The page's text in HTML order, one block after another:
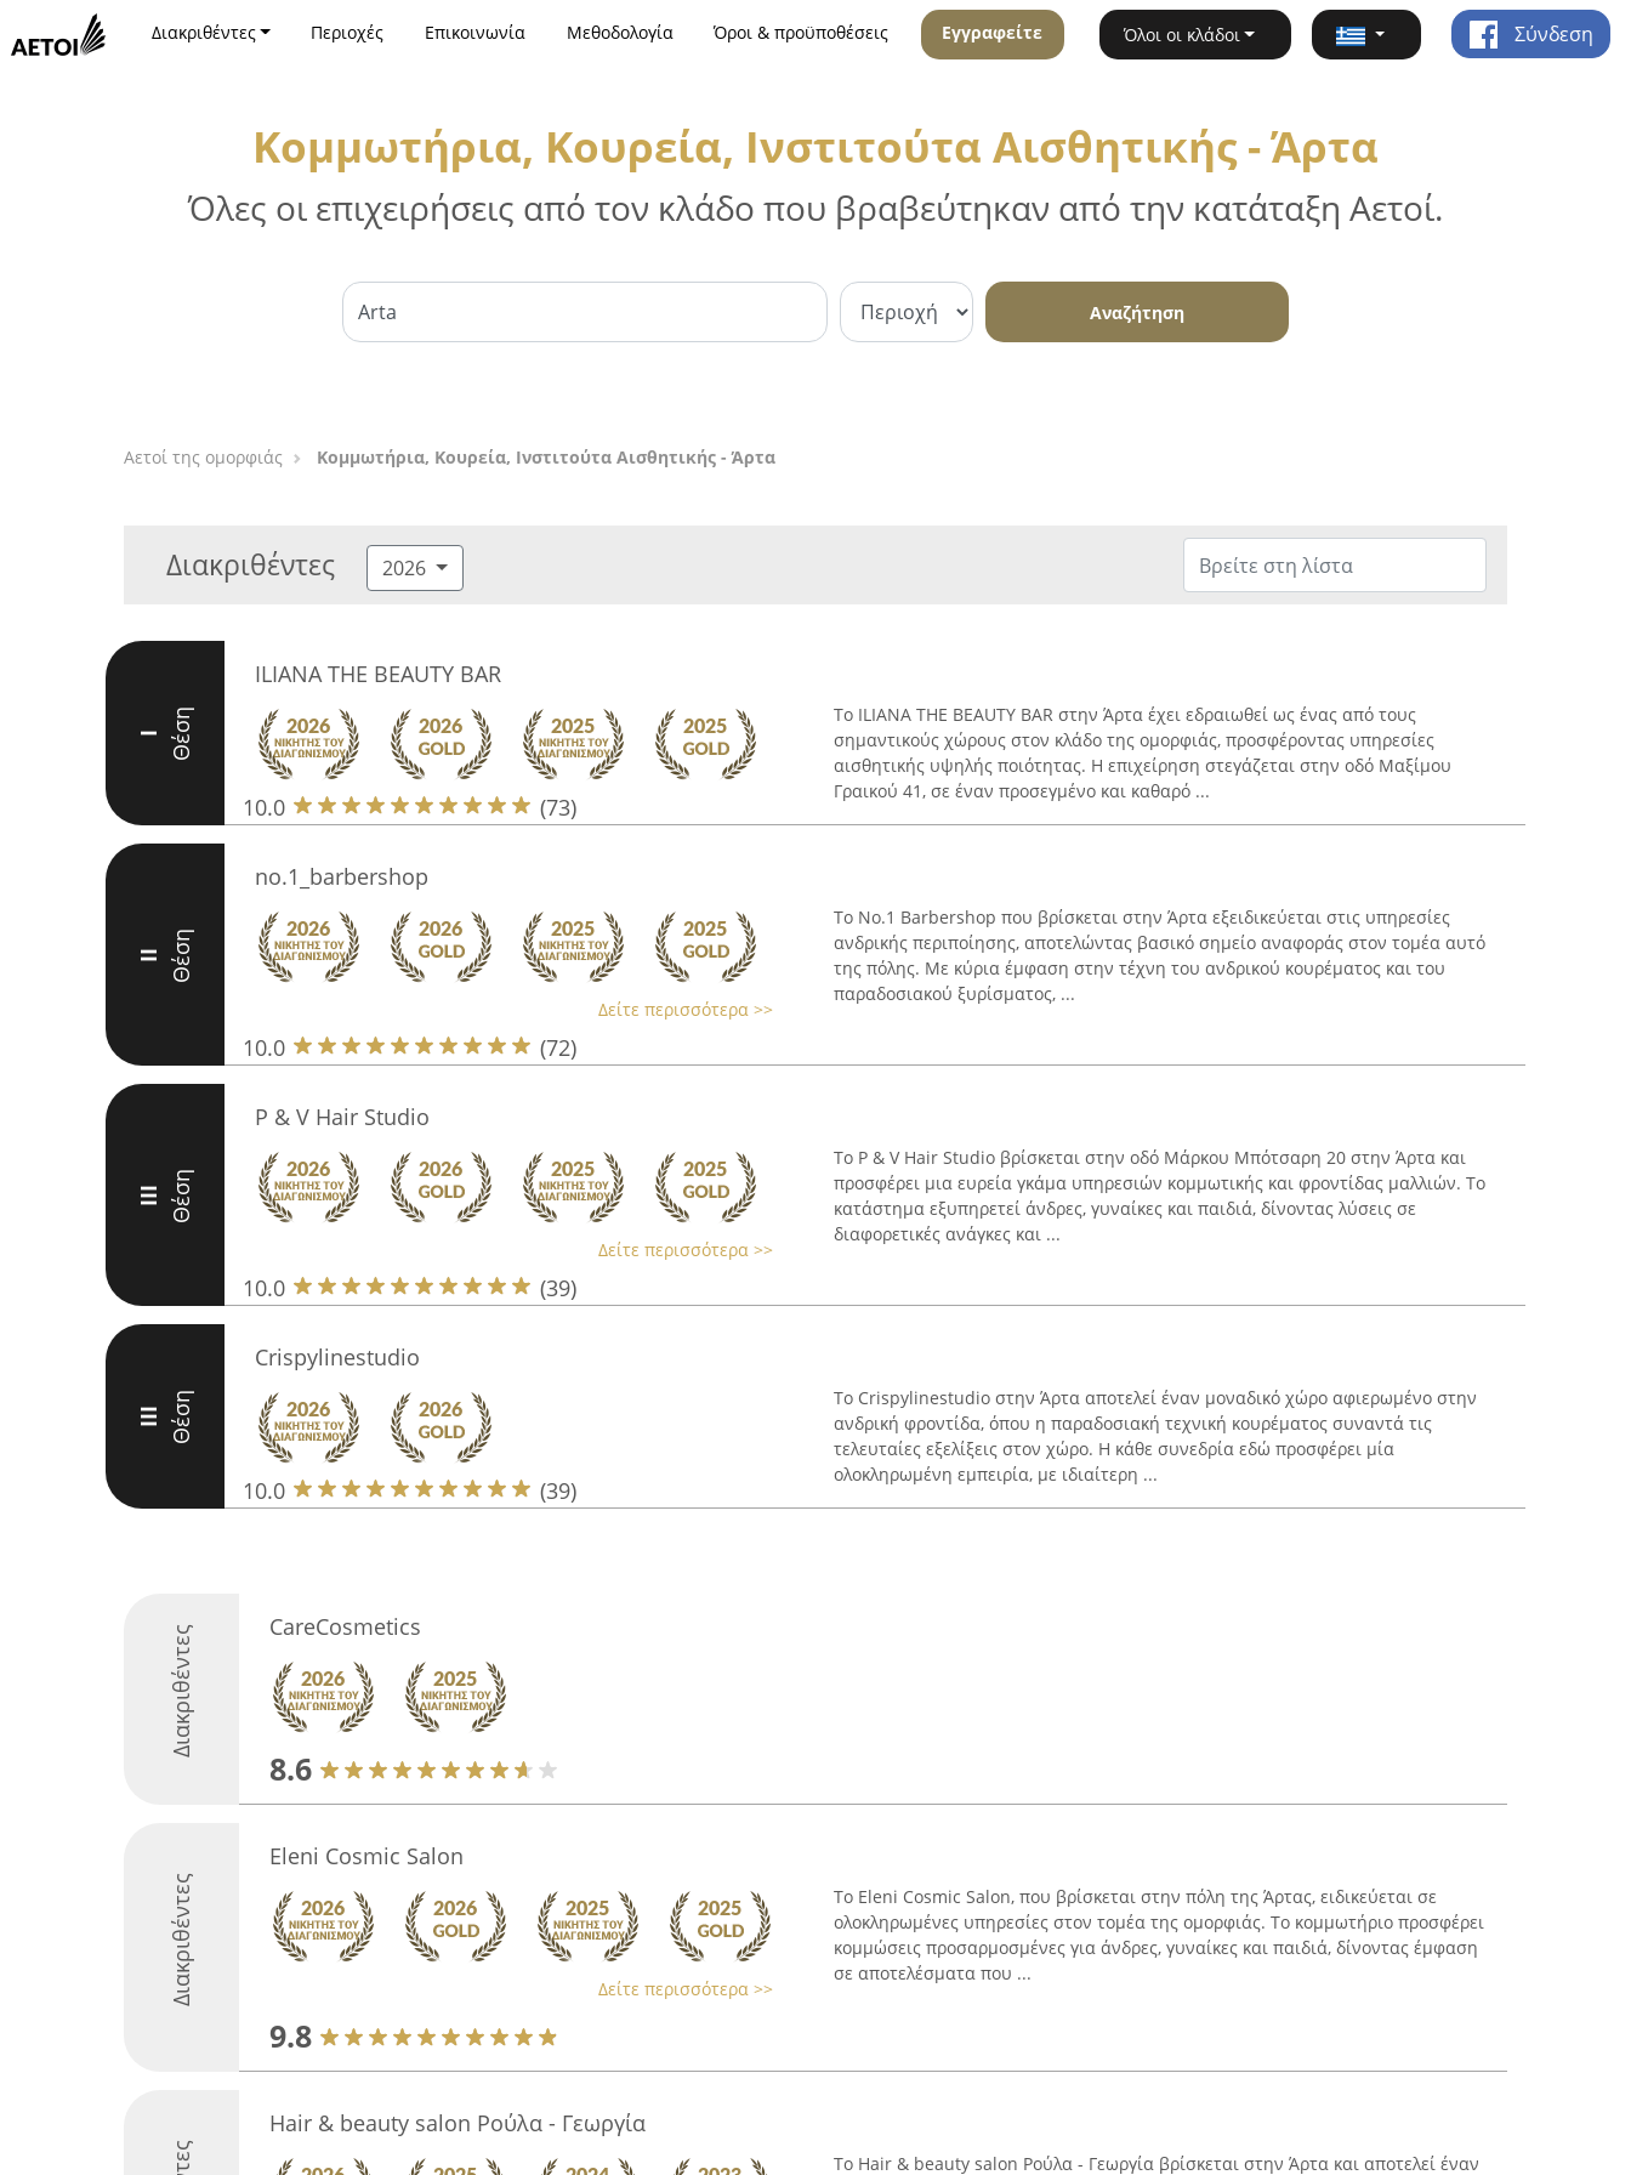
Διακριθέντες Περιοχές Επικοινωνία Μεθοδολογία Όροι & προϋποθέσεις Εγγραφείτε Όλοι οι κλάδοι Σύνδεση
Κομμωτήρια, Κουρεία, Ινστιτούτα Αισθητικής - Άρτα
Όλες οι επιχειρήσεις από τον κλάδο που βραβεύτηκαν από την κατάταξη Αετοί.
Αναζήτηση
Αετοί της ομορφιάς Κομμωτήρια, Κουρεία, Ινστιτούτα Αισθητικής - Άρτα
Διακριθέντες 2026
I Θέση
ILIANA THE BEAUTY BAR
10.0 (73)
Το ILIANA THE BEAUTY BAR στην Άρτα έχει εδραιωθεί ως ένας από τους
σημαντικούς χώρους στον κλάδο της ομορφιάς, προσφέροντας υπηρεσίες
αισθητικής υψηλής ποιότητας. Η επιχείρηση στεγάζεται στην οδό Μαξίμου
Γραικού 41, σε έναν προσεγμένο και καθαρό ...
II Θέση
no.1_barbershop
Δείτε περισσότερα >>
10.0 (72)
Το No.1 Barbershop που βρίσκεται στην Άρτα εξειδικεύεται στις υπηρεσίες
ανδρικής περιποίησης, αποτελώντας βασικό σημείο αναφοράς στον τομέα αυτό
της πόλης. Με κύρια έμφαση στην τέχνη του ανδρικού κουρέματος και του
παραδοσιακού ξυρίσματος, ...
III Θέση
P & V Hair Studio
Δείτε περισσότερα >>
10.0 (39)
Το P & V Hair Studio βρίσκεται στην οδό Μάρκου Μπότσαρη 20 στην Άρτα και
προσφέρει μια ευρεία γκάμα υπηρεσιών κομμωτικής και φροντίδας μαλλιών. Το
κατάστημα εξυπηρετεί άνδρες, γυναίκες και παιδιά, δίνοντας λύσεις σε
διαφορετικές ανάγκες και ...
III Θέση
Crispylinestudio
10.0 (39)
Το Crispylinestudio στην Άρτα αποτελεί έναν μοναδικό χώρο αφιερωμένο στην
ανδρική φροντίδα, όπου η παραδοσιακή τεχνική κουρέματος συναντά τις
τελευταίες εξελίξεις στον χώρο. Η κάθε συνεδρία εδώ προσφέρει μία
ολοκληρωμένη εμπειρία, με ιδιαίτερη ...
Διακριθέντες CareCosmetics
8.6
Διακριθέντες
Eleni Cosmic Salon
Δείτε περισσότερα >>
9.8
Το Eleni Cosmic Salon, που βρίσκεται στην πόλη της Άρτας, ειδικεύεται σε
ολοκληρωμένες υπηρεσίες στον τομέα της ομορφιάς. Το κομμωτήριο προσφέρει
κομμώσεις προσαρμοσμένες για άνδρες, γυναίκες και παιδιά, δίνοντας έμφαση
σε αποτελέσματα που ...
Hair & beauty salon Ρούλα - Γεωργία
Το Hair & beauty salon Ρούλα - Γεωργία βρίσκεται στην Άρτα και αποτελεί έναν